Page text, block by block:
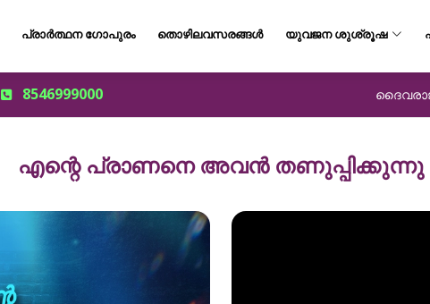
പ്രാർത്ഥന ഗോപുരം തൊഴിലവസരങ്ങൾ യുവജന ശുശ്രൂഷ
8546999000
എന്റെ പ്രാണനെ അവൻ തണുപ്പിക്കുന്നു